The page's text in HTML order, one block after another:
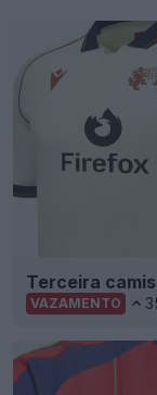
Terceira
VAZAMENTO